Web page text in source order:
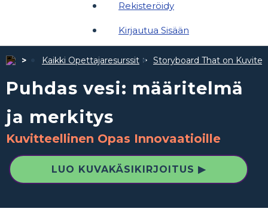
Rekisteröidy
Kirjautua Sisään
Kaikki Opettajaresurssit Storyboard That on
Puhdas vesi: määritelmä
ja merkitys
Kuvitteellinen Opas Innovaatioille
LUO KUVAKÄSIKIRJOITUS ▶